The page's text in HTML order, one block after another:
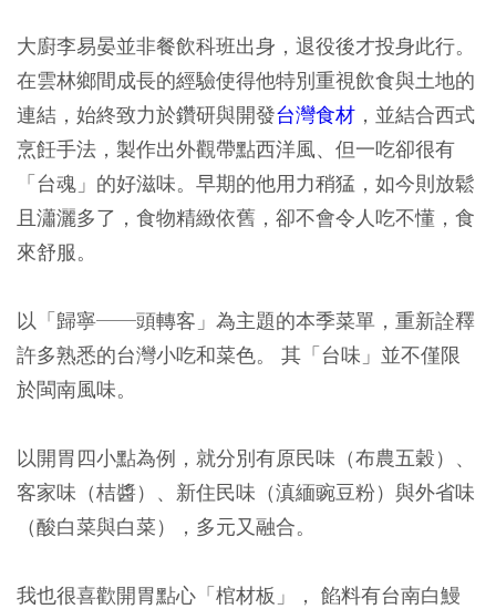
大廚李易晏並非餐飲科班出身，退役後才投身此行。
在雲林鄉間成長的經驗使得他特別重視飲食與土地的
連結，始終致力於鑽研與開發台灣食材 ，並結合西式
烹飪手法，製作出外觀帶點西洋風、但一吃卻很有
「台魂」的好滋味。早期的他用力稍猛，如今則放鬆
且瀟灑多了，食物精緻依舊，卻不會令人吃不懂，食
來舒服。
以「歸寧──頭轉客」為主題的本季菜單，重新詮釋
許多熟悉的台灣小吃和菜色。 其「台味」並不僅限
於閩南風味。
以開胃四小點為例，就分別有原民味（布農五穀）、
客家味（桔醬）、新住民味（滇緬豌豆粉）與外省味
（酸白菜與白菜），多元又融合。
我也很喜歡開胃點心「棺材板」， 餡料有台南白鰻